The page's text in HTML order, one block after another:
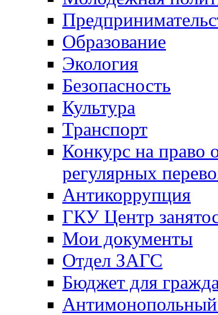
Образование
Экология
Безопасность
Культура
Транспорт
Конкурс на право
регулярных
Антикоррупция
ГКУ Центр
Мои документы
Отдел ЗАГС
Бюджет для
Антимонопольный